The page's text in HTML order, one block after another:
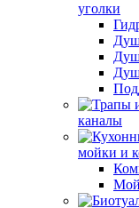
уголки
каналы
мойки и